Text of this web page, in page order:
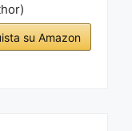
su Amazon